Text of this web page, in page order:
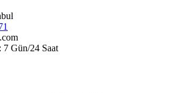
7 Gün/24 Saat